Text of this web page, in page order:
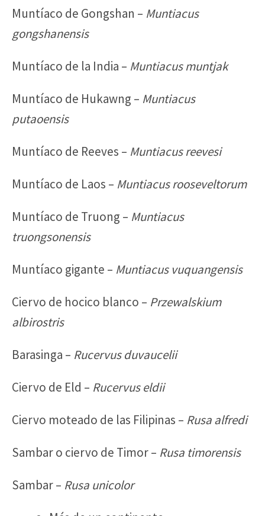
Muntíaco de Gongshan – Muntiacus
gongshanensis
Muntíaco de la India – Muntiacus muntjak
Muntíaco de Hukawng – Muntiacus
putaoensis
Muntíaco de Reeves – Muntiacus reevesi
Muntíaco de Laos – Muntiacus rooseveltorum
Muntíaco de Truong – Muntiacus
truongsonensis
Muntíaco gigante – Muntiacus vuquangensis
Ciervo de hocico blanco – Przewalskium
albirostris
Barasinga – Rucervus duvaucelii
Ciervo de Eld – Rucervus eldii
Ciervo moteado de las Filipinas – Rusa alfredi
Sambar o ciervo de Timor – Rusa timorensis
Sambar – Rusa unicolor